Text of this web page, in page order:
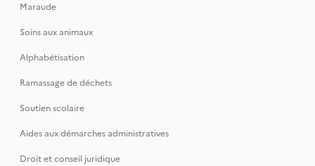
Maraude
Soins aux animaux
Alphabétisation
Ramassage de déchets
Soutien scolaire
Aides aux démarches administratives
Droit et conseil juridique